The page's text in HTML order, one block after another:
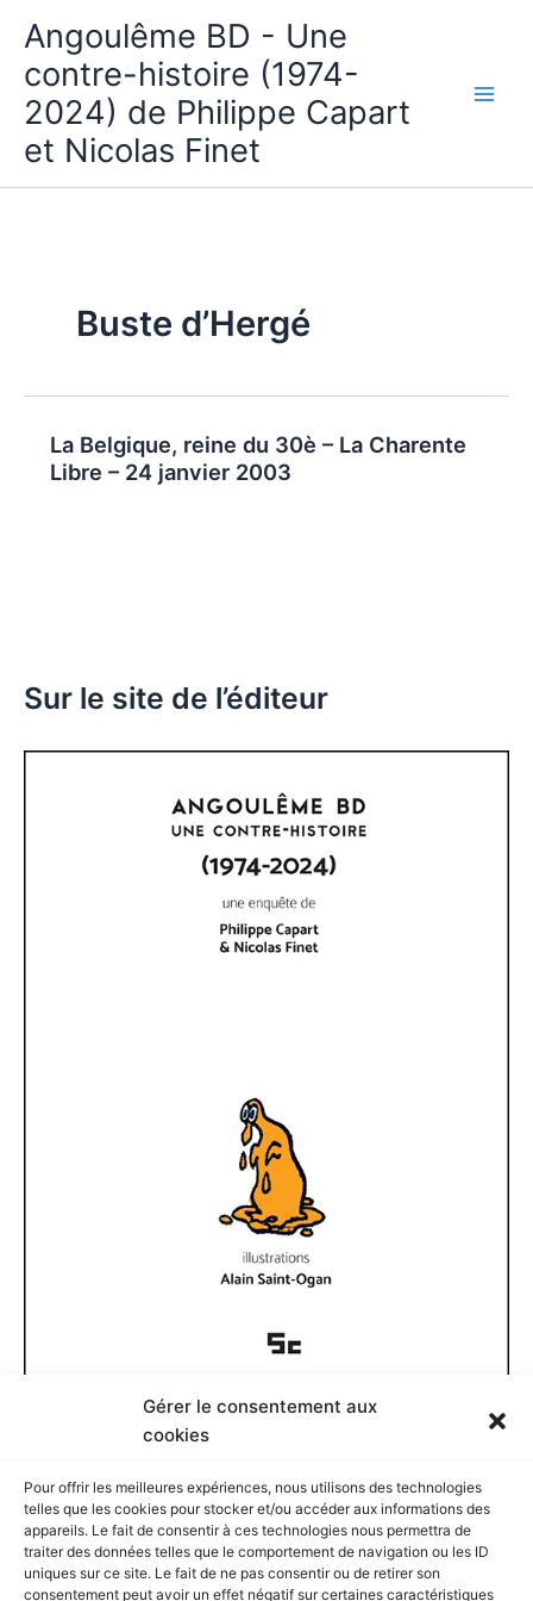
Gérer le consentement aux
cookies
Pour offrir les meilleures expériences, nous utilisons des technologies
telles que les cookies pour stocker et/ou accéder aux informations des
appareils. Le fait de consentir à ces technologies nous permettra de
traiter des données telles que le comportement de navigation ou les ID
uniques sur ce site. Le fait de ne pas consentir ou de retirer son
consentement peut avoir un effet négatif sur certaines caractéristiques
contenu
Angoulême BD - Une
contre-histoire (1974-
2024) de Philippe Capart
et Nicolas Finet
Sur le site de l’éditeur
Documents disponibles
D
o
c
u
m
Rechercher
Buste d’Hergé
La Belgique, reine du 30è – La Charente
Libre – 24 janvier 2003